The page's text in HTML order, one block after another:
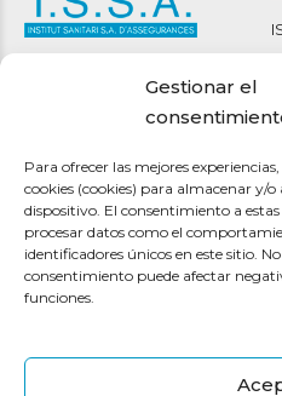
Gestionar el
Para ofrecer las mejores
cookies (cookies) para almacenar y/
dispositivo. El consentimiento a
procesar datos como el
identificadores únicos en este sitio.
consentimiento puede afectar
funciones.
Pólizas
ISSA 10
ISSA BÀSIC
ISSA DENTAL